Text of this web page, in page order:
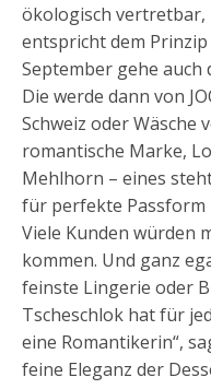
ökologisch
entspricht dem
September gehe auch
Die werde dann von
Schweiz oder Wäsche
romantische Marke,
Mehlhorn – eines
für perfekte Passform
Viele Kunden würden
kommen. Und ganz
feinste Lingerie oder
Tscheschlok hat für
eine Romantikerin“,
feine Eleganz der